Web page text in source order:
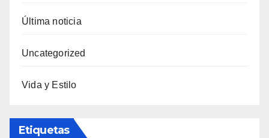
Última noticia
Uncategorized
Vida y Estilo
Etiquetas